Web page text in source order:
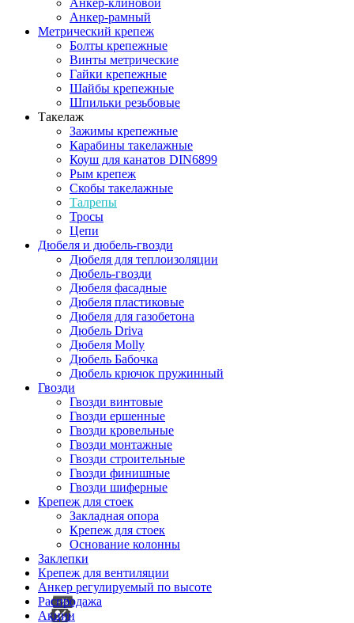
Анкер-клиновой
Анкер-рамный
Метрический крепеж
Болты крепежные
Винты метрические
Гайки крепежные
Шайбы крепежные
Шпильки резьбовые
Такелаж
Зажимы крепежные
Карабины такелажные
Коуш для канатов DIN6899
Рым крепеж
Скобы такелажные
Талрепы
Тросы
Цепи
Дюбеля и дюбель-гвозди
Дюбеля для теплоизоляции
Дюбель-гвозди
Дюбеля фасадные
Дюбеля пластиковые
Дюбеля для газобетона
Дюбель Driva
Дюбеля Molly
Дюбель Бабочка
Дюбель крючок пружинный
Гвозди
Гвозди винтовые
Гвозди ершенные
Гвозди кровельные
Гвозди монтажные
Гвозди строительные
Гвозди финишные
Гвозди шиферные
Крепеж для стоек
Закладная опора
Крепеж для стоек
Основание колонны
Заклепки
Крепеж для вентиляции
Анкер регулируемый по высоте
Распродажа
Акции